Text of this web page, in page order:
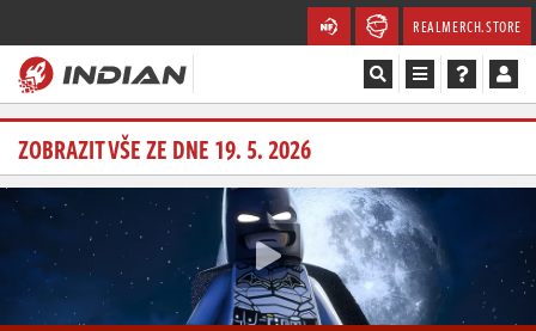
REALMERCH.STORE
Magazín
Recenze
Videa
Soutěže
ZOBRAZIT VŠE ZE DNE 19. 5. 2026